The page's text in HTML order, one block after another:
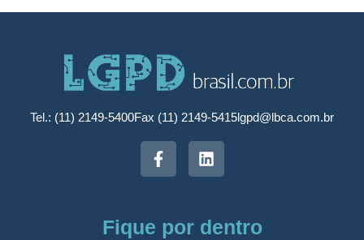
Tel.: (11) 2149-5400Fax (11) 2149-5415lgpd@lbca.com.br
Fique por dentro